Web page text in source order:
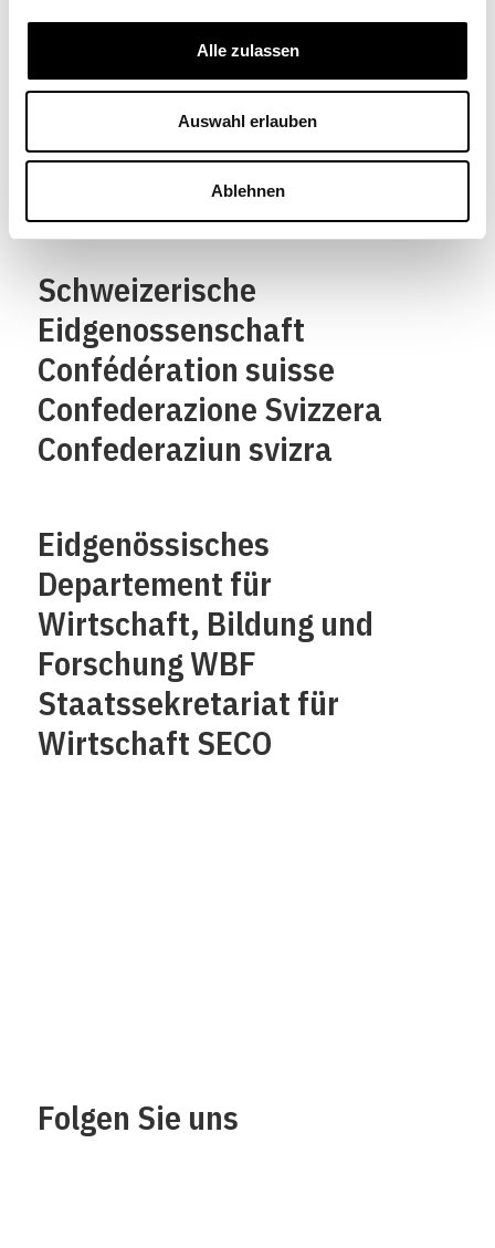
Alle zulassen
Auswahl erlauben
Ablehnen
Schweizerische
Eidgenossenschaft
Confédération suisse
Confederazione Svizzera
Confederaziun svizra
Eidgenössisches
Departement für
Wirtschaft, Bildung und
Forschung WBF
Staatssekretariat für
Wirtschaft SECO
Folgen Sie uns